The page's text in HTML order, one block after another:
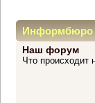
Информбюро
Наш форум
Что происходит